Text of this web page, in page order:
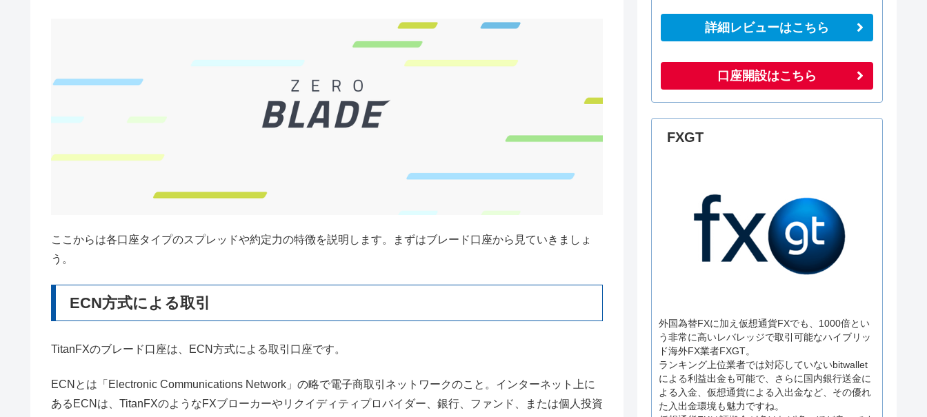
ここからは各口座タイプのスプレッドや約定力の特徴を説明します。まずはブレード口座から見ていきましょ
う。
ECN方式による取引
TitanFXのブレード口座は、ECN方式による取引口座です。
ECNとは「Electronic Communications Network」の略で電子商取引ネットワークのこと。インターネット上に
あるECNは、TitanFXのようなFXブローカーやリクイディティプロバイダー、銀行、ファンド、または個人投資
詳細レビューはこちら
口座開設はこちら
FXGT
外国為替FXに加え仮想通貨FXでも、1000倍とい
う非常に高いレバレッジで取引可能なハイブリッ
ド海外FX業者FXGT。
ランキング上位業者では対応していないbitwallet
による利益出金も可能で、さらに国内銀行送金に
よる入金、仮想通貨による入出金など、その優れ
た入出金環境も魅力ですね。